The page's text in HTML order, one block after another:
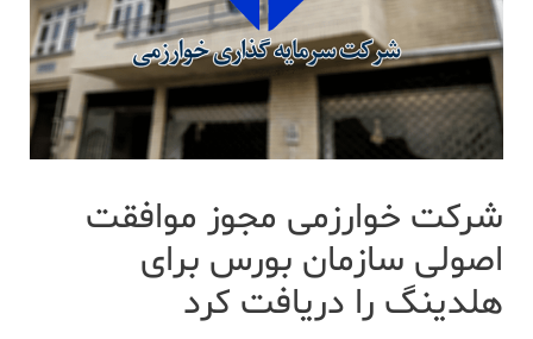
شرکت خوارزمی مجوز موافقت
اصولی سازمان بورس برای
هلدینگ را دریافت کرد